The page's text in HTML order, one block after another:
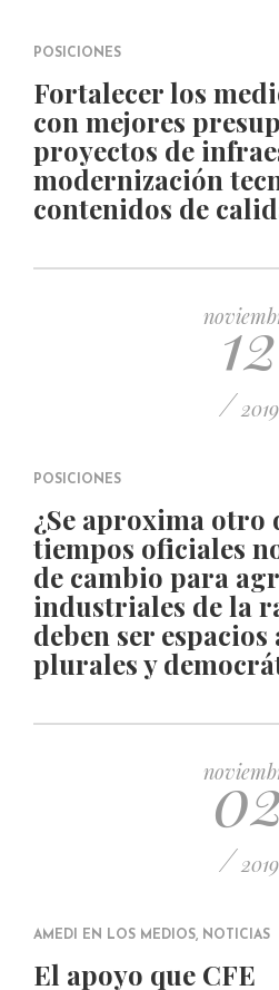
POSICIONES
Fortalecer los
con mejores
proyectos de
modernización
contenidos de
12
/ 2019
POSICIONES
¿Se aproxima otro
tiempos oficiales
de cambio para
industriales de la
deben ser
plurales y
/ 2019
AMEDI EN LOS MEDIOS, NOTICIAS
El apoyo que CFE